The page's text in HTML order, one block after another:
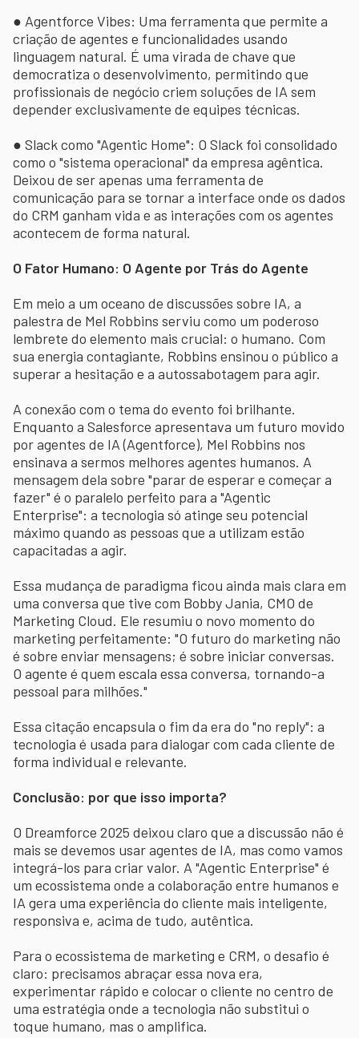
● Agentforce Vibes: Uma ferramenta que permite a
criação de agentes e funcionalidades usando
linguagem natural. É uma virada de chave que
democratiza o desenvolvimento, permitindo que
profissionais de negócio criem soluções de IA sem
depender exclusivamente de equipes técnicas.
● Slack como "Agentic Home": O Slack foi consolidado
como o "sistema operacional" da empresa agêntica.
Deixou de ser apenas uma ferramenta de
comunicação para se tornar a interface onde os dados
do CRM ganham vida e as interações com os agentes
acontecem de forma natural.
O Fator Humano: O Agente por Trás do Agente
Em meio a um oceano de discussões sobre IA, a
palestra de Mel Robbins serviu como um poderoso
lembrete do elemento mais crucial: o humano. Com
sua energia contagiante, Robbins ensinou o público a
superar a hesitação e a autossabotagem para agir.
A conexão com o tema do evento foi brilhante.
Enquanto a Salesforce apresentava um futuro movido
por agentes de IA (Agentforce), Mel Robbins nos
ensinava a sermos melhores agentes humanos. A
mensagem dela sobre "parar de esperar e começar a
fazer" é o paralelo perfeito para a "Agentic
Enterprise": a tecnologia só atinge seu potencial
máximo quando as pessoas que a utilizam estão
capacitadas a agir.
Essa mudança de paradigma ficou ainda mais clara em
uma conversa que tive com Bobby Jania, CMO de
Marketing Cloud. Ele resumiu o novo momento do
marketing perfeitamente: "O futuro do marketing não
é sobre enviar mensagens; é sobre iniciar conversas.
O agente é quem escala essa conversa, tornando-a
pessoal para milhões."
Essa citação encapsula o fim da era do "no reply": a
tecnologia é usada para dialogar com cada cliente de
forma individual e relevante.
Conclusão: por que isso importa?
O Dreamforce 2025 deixou claro que a discussão não é
mais se devemos usar agentes de IA, mas como vamos
integrá-los para criar valor. A "Agentic Enterprise" é
um ecossistema onde a colaboração entre humanos e
IA gera uma experiência do cliente mais inteligente,
responsiva e, acima de tudo, autêntica.
Para o ecossistema de marketing e CRM, o desafio é
claro: precisamos abraçar essa nova era,
experimentar rápido e colocar o cliente no centro de
uma estratégia onde a tecnologia não substitui o
toque humano, mas o amplifica.